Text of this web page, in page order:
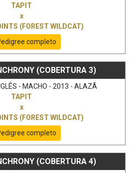
TAPIT
x
(FOREST WILDCAT)
completo
(COBERTURA 3)
- MACHO - 2013 - ALAZÃ
TAPIT
x
(FOREST WILDCAT)
completo
(COBERTURA 4)